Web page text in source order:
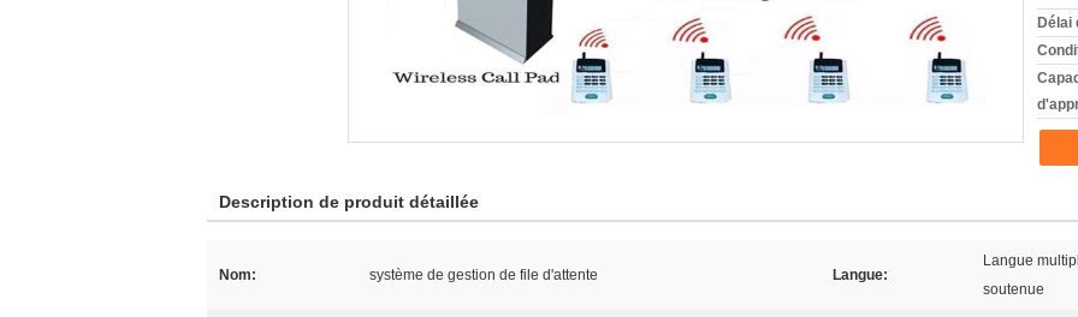
Délai
Description de produit détaillée
Nom: système de gestion de file d'attente Langue:
Langue
soutenue